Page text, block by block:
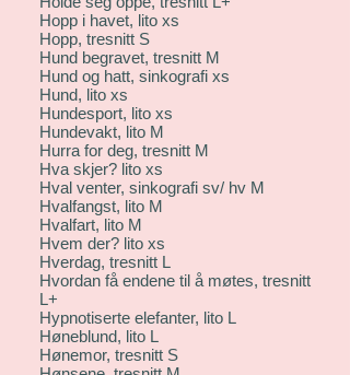
Hopp i havet, lito xs
Hopp, tresnitt S
Hund begravet, tresnitt M
Hund og hatt, sinkografi xs
Hund, lito xs
Hundesport, lito xs
Hundevakt, lito M
Hurra for deg, tresnitt M
Hva skjer? lito xs
Hval venter, sinkografi sv/ hv M
Hvalfangst, lito M
Hvalfart, lito M
Hvem der? lito xs
Hverdag, tresnitt L
Hvordan få endene til å møtes, tresnitt
L+
Hypnotiserte elefanter, lito L
Høneblund, lito L
Hønemor, tresnitt S